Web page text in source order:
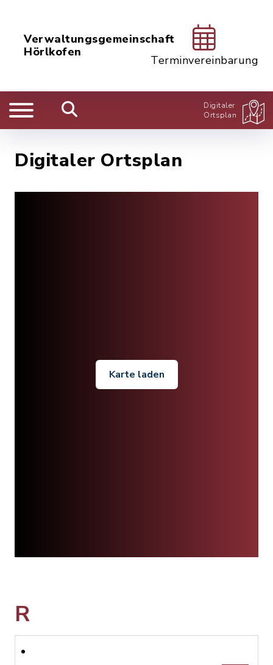
Verwaltungsgemeinschaft
Hörlkofen
Terminvereinbarung
Digitaler
Ortsplan
Digitaler Ortsplan
Karte laden
R